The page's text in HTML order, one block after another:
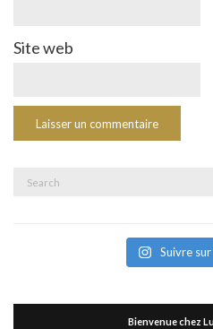
Site web
Search
Suivre
Bienvenue chez